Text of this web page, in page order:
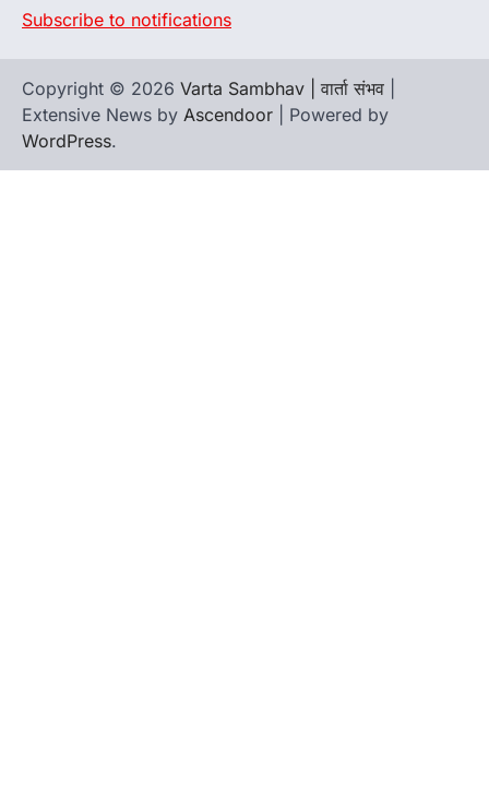
Subscribe to notifications
Copyright © 2026 Varta Sambhav | वार्ता संभव
Extensive News by Ascendoor | Powered by
WordPress.